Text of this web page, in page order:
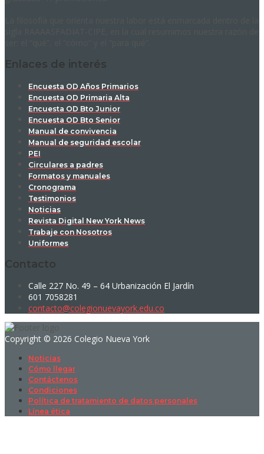
Enlaces de interés
Encuesta OD Años Primarios
Encuesta OD Primaria Alta
Encuesta OD Bto Junior
Encuesta OD Bto Senior
Manual de convivencia
Manual de seguridad escolar
PEI
Circulares a padres
Formatos y manuales
Cronograma
Testimonios
Noticias
Revista Digital New York News
Trabaje con Nosotros
Uniformes
Contacto
Calle 227 No. 49 – 64 Urbanización El Jardín
601 7058281
contacto@colegionuevayork.edu.co
Copyright © 2026 Colegio Nueva York
Noticias
Cómo llegar
Contáctenos
Condiciones
Política de tratamiento de datos personales
Línea ética